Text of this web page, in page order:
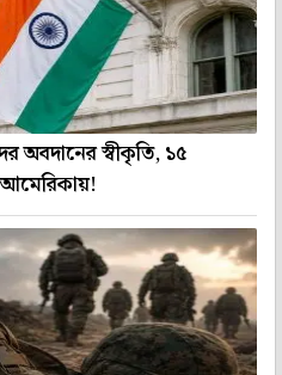
অবদানের স্বীকৃতি, ১৫
আমেরিকায়!